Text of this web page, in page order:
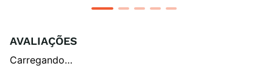
AVALIAÇÕES
Carregando…